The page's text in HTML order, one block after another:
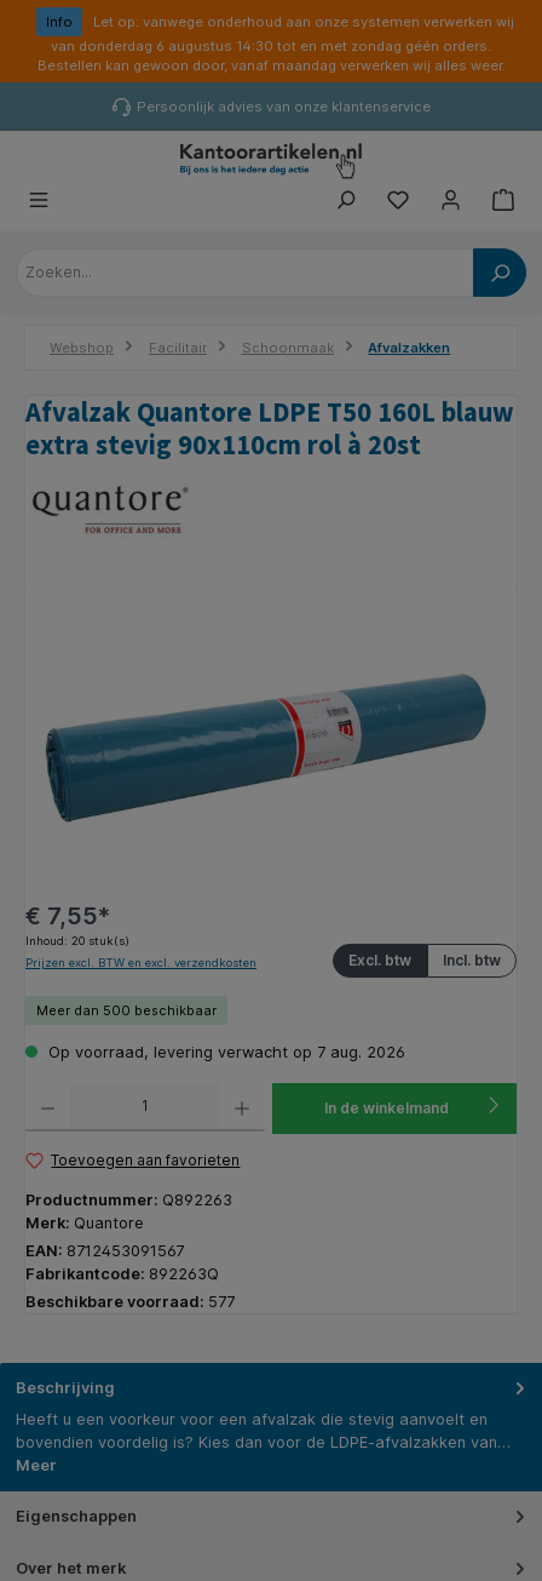
Info
Let op: vanwege onderhoud aan onze systemen verwerken wij
van donderdag 6 augustus 14:30 tot en met zondag géén orders.
Bestellen kan gewoon door, vanaf maandag verwerken wij alles weer.
Persoonlijk advies van onze klantenservice
Webshop Facilitair Schoonmaak Afvalzakken
Afvalzak Quantore LDPE T50 160L blauw
extra stevig 90x110cm rol à 20st
€ 7,55*
Inhoud: 20 stuk(s)
Incl. btw
Excl. btw
Prijzen excl. BTW en excl. verzendkosten
Meer dan 500 beschikbaar
Op voorraad, levering verwacht op 7 aug. 2026
In de winkelmand
Toevoegen aan favorieten
Productnummer: Q892263
Merk: Quantore
EAN: 8712453091567
Fabrikantcode: 892263Q
Beschikbare voorraad: 577
Beschrijving
Heeft u een voorkeur voor een afvalzak die stevig aanvoelt en
bovendien voordelig is? Kies dan voor de LDPE-afvalzakken van…
Meer
Eigenschappen
Over het merk